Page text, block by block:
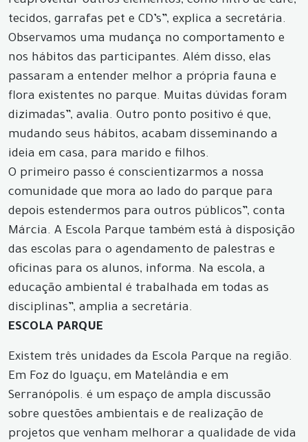
tecidos, garrafas pet e CD’s”, explica a secretária.
Observamos uma mudança no comportamento e
nos hábitos das participantes. Além disso, elas
passaram a entender melhor a própria fauna e
flora existentes no parque. Muitas dúvidas foram
dizimadas”, avalia. Outro ponto positivo é que,
mudando seus hábitos, acabam disseminando a
ideia em casa, para marido e filhos.
O primeiro passo é conscientizarmos a nossa
comunidade que mora ao lado do parque para
depois estendermos para outros públicos”, conta
Márcia. A Escola Parque também está à disposição
das escolas para o agendamento de palestras e
oficinas para os alunos, informa. Na escola, a
educação ambiental é trabalhada em todas as
disciplinas”, amplia a secretária.
ESCOLA PARQUE
Existem três unidades da Escola Parque na região.
Em Foz do Iguaçu, em Matelândia e em
Serranópolis. é um espaço de ampla discussão
sobre questões ambientais e de realização de
projetos que venham melhorar a qualidade de vida